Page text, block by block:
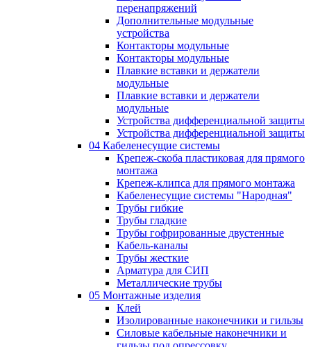
перенапряжений
Дополнительные модульные
устройства
Контакторы модульные
Контакторы модульные
Плавкие вставки и держатели
модульные
Плавкие вставки и держатели
модульные
Устройства дифференциальной защиты
Устройства дифференциальной защиты
04 Кабеленесущие системы
Крепеж-скоба пластиковая для прямого
монтажа
Крепеж-клипса для прямого монтажа
Кабеленесущие системы "Народная"
Трубы гибкие
Трубы гладкие
Трубы гофрированные двустенные
Кабель-каналы
Трубы жесткие
Арматура для СИП
Металлические трубы
05 Монтажные изделия
Клей
Изолированные наконечники и гильзы
Силовые кабельные наконечники и